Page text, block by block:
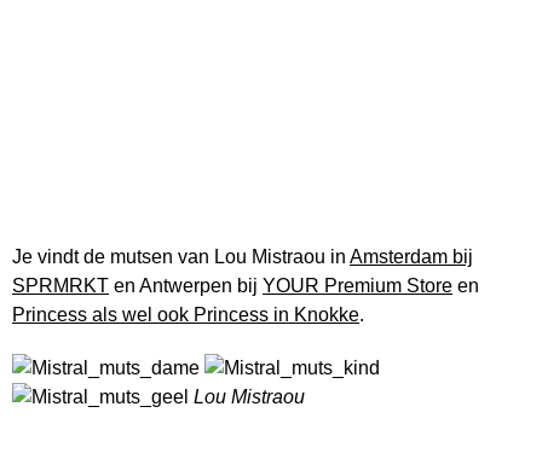
Je vindt de mutsen van Lou Mistraou in Amsterdam bij
SPRMRKT en Antwerpen bij YOUR Premium Store en
Princess als wel ook Princess in Knokke.
Lou Mistraou